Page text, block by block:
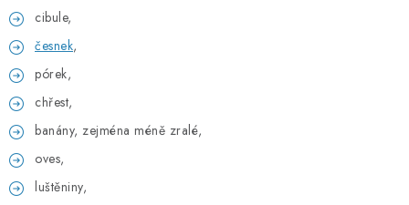
cibule,
česnek,
pórek,
chřest,
banány, zejména méně zralé,
oves,
luštěniny,